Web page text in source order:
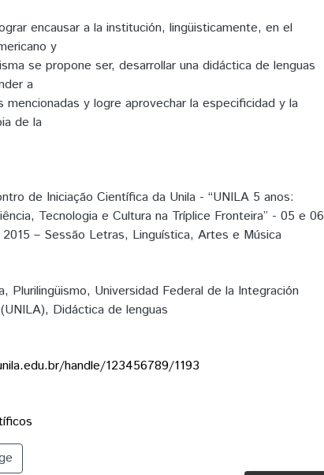
encausar a la institución, lingüisticamente, en el
y
se propone ser, desarrollar una didáctica de lenguas
a
mencionadas y logre aprovechar la especificidad y la
de la
de Iniciação Científica da Unila - “UNILA 5 anos:
Tecnologia e Cultura na Tríplice Fronteira” - 05 e 06
– Sessão Letras, Linguística, Artes e Música
, Plurilingüismo, Universidad Federal de la Integración
, Didáctica de lenguas
handle/123456789/1193